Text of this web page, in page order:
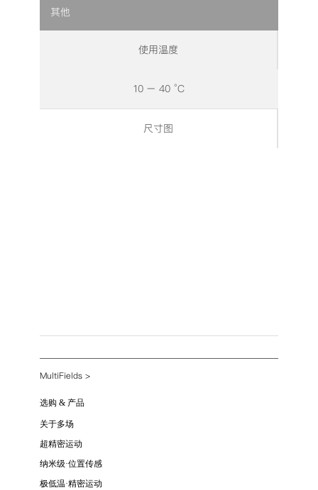
其他
使用温度
10 – 40 °C
尺寸图
MultiFields>
选购 & 产品
关于多场
超精密运动
纳米级·位置传感
极低温·精密运动